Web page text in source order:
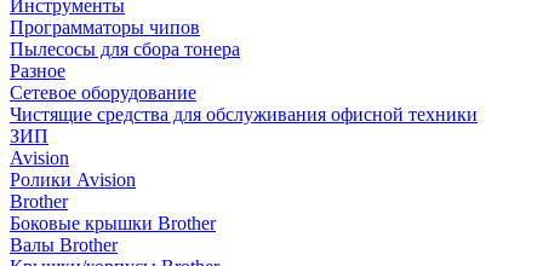
Инструменты
Программаторы чипов
Пылесосы для сбора тонера
Разное
Сетевое оборудование
Чистящие средства для обслуживания офисной техники
ЗИП
Avision
Ролики Avision
Brother
Боковые крышки Brother
Валы Brother